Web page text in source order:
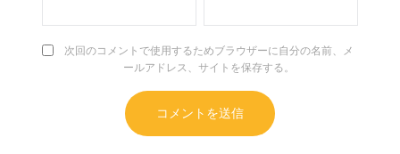
次回のコメントで使用するためブラウザーに自分の名前、メ
ールアドレス、サイトを保存する。